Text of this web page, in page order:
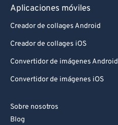
Aplicaciones móviles
Creador de collages Android
Creador de collages iOS
Convertidor de imágenes Android
Convertidor de imágenes iOS
Sobre nosotros
Blog